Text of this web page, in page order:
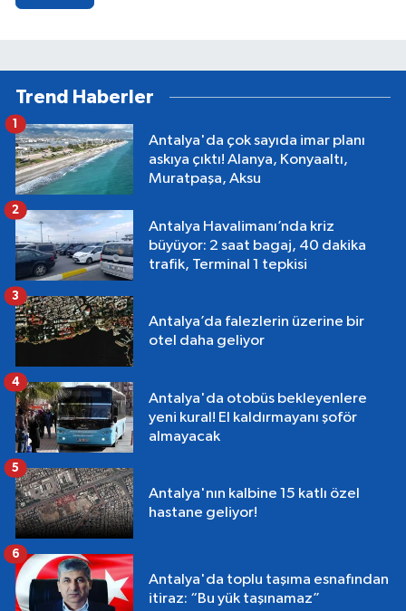
Trend Haberler
Antalya'da çok sayıda imar planı
askıya çıktı! Alanya, Konyaaltı,
Muratpaşa, Aksu
1
Antalya Havalimanı’nda kriz
büyüyor: 2 saat bagaj, 40 dakika
trafik, Terminal 1 tepkisi
2
Antalya’da falezlerin üzerine bir
otel daha geliyor
3
Antalya'da otobüs bekleyenlere
yeni kural! El kaldırmayanı şoför
almayacak
4
Antalya'nın kalbine 15 katlı özel
hastane geliyor!
5
Antalya'da toplu taşıma esnafından
itiraz: “Bu yük taşınamaz”
6